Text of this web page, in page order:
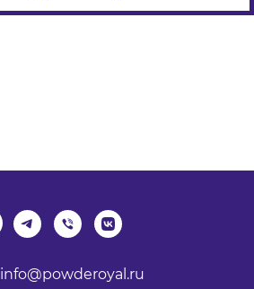
info@powderoyal.ru